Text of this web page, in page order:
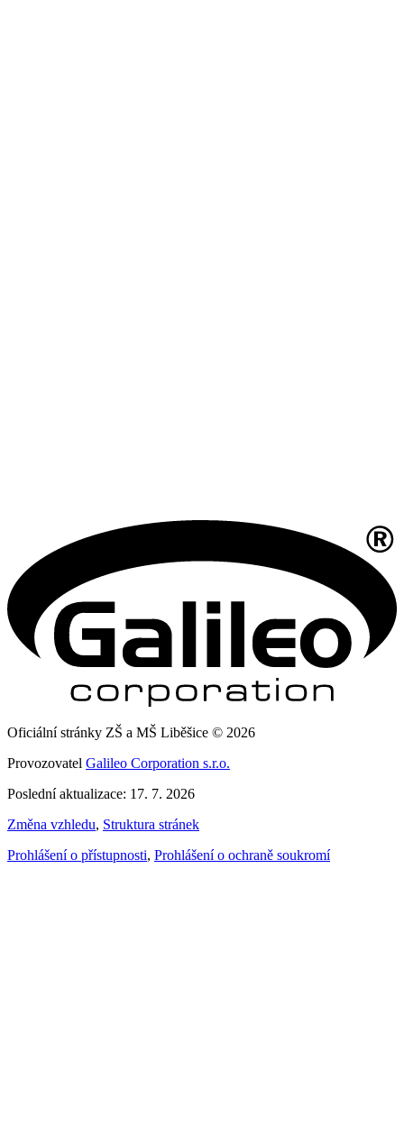
Oficiální stránky ZŠ a MŠ Liběšice © 2026
Provozovatel Galileo Corporation s.r.o.
Poslední aktualizace: 17. 7. 2026
Změna vzhledu, Struktura stránek
Prohlášení o přístupnosti, Prohlášení o ochraně soukromí